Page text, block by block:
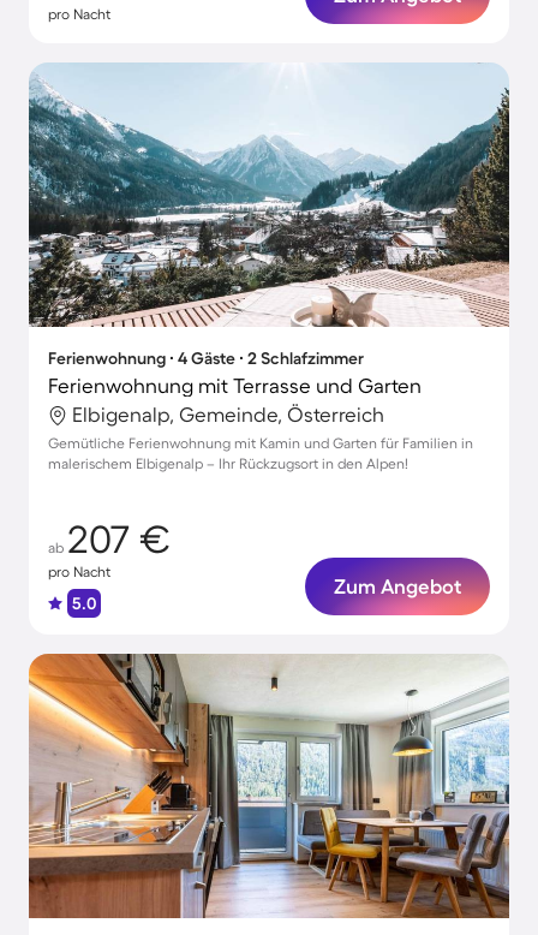
pro Nacht
Ferienwohnung ∙ 4 Gäste ∙ 2 Schlafzimmer
Ferienwohnung mit Terrasse und Garten
Elbigenalp, Gemeinde, Österreich
Gemütliche Ferienwohnung mit Kamin und Garten für Familien in
malerischem Elbigenalp – Ihr Rückzugsort in den Alpen!
ab 207 €
pro Nacht
5.0
Zum Angebot